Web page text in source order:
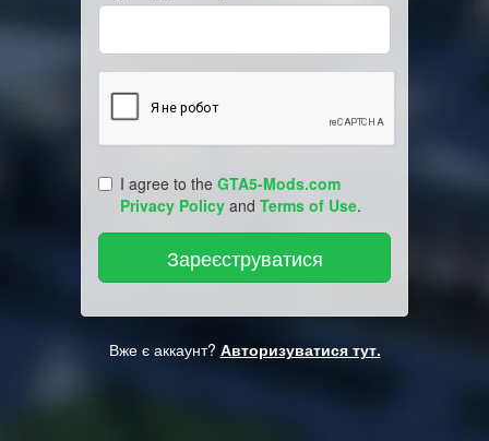
I agree to the GTA5-Mods.com
Privacy Policy and Terms of Use.
Вже є аккаунт? Авторизуватися тут.